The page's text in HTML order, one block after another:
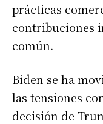
prácticas
contribuciones
común.
Biden se ha
las tensiones
decisión de